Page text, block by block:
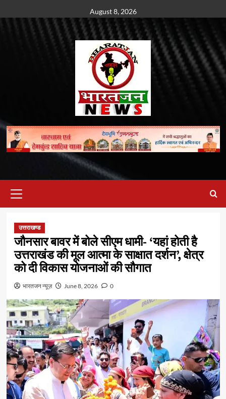
to
August 8, 2026
Menu
उत्तराखण्ड
जौनसार बावर में बोले सीएम धामी- ‘यहां होती है
उत्तराखंड की मूल आत्मा के साक्षात दर्शन’, क्षेत्र
को दी विकास योजनाओं की सौगात
भारतजन न्यूज़ June 8, 2026 0